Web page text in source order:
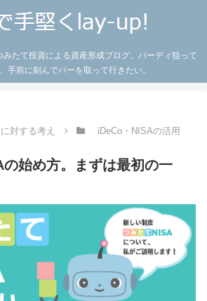
たて投資による資産形成ブログ。バーディ狙って
手前に刻んでパーを取って行きたい。
対する考え iDeCo・NISAの活用
始め方。まずは最初の一